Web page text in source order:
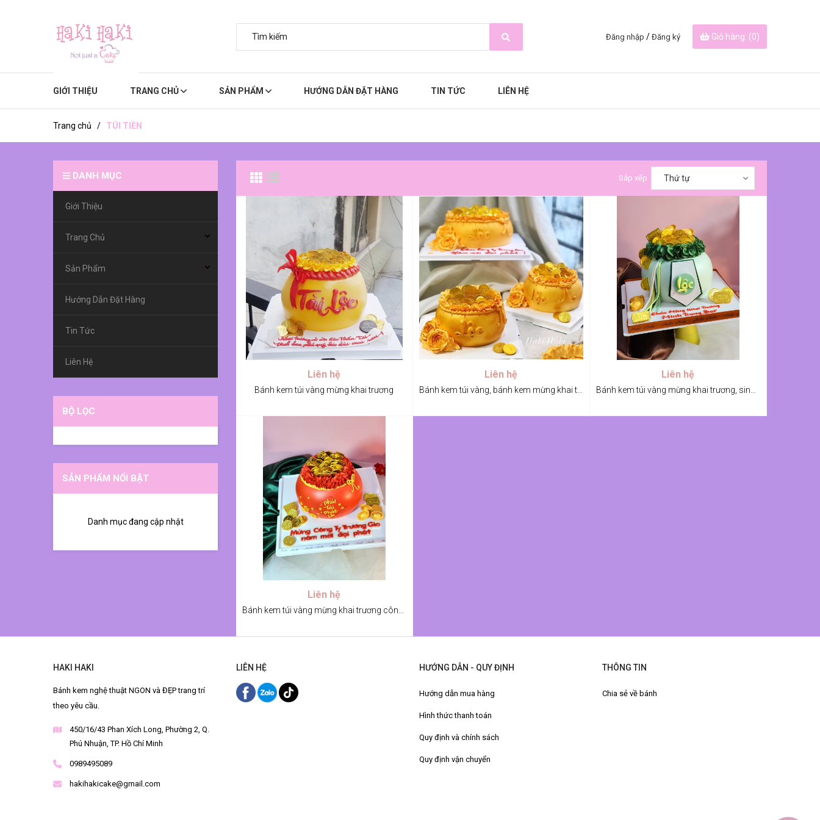
Đăng nhập / Đăng ký Giỏ hàng: (0)
GIỚI THIỆU TRANG CHỦ SẢN PHẨM HƯỚNG DẪN ĐẶT HÀNG TIN TỨC LIÊN HỆ
Trang chủ / TÚI TIỀN
DANH MỤC
Giới Thiệu
Trang Chủ
Sản Phẩm
Hướng Dẫn Đặt Hàng
Tin Tức
Liên Hệ
BỘ LỌC
SẢN PHẨM NỔI BẬT
Danh mục đang cập nhật
Sắp xếp Thứ tự
Liên hệ
Bánh kem túi vàng mừng khai trương
Liên hệ
Bánh kem túi vàng, bánh kem mừng khai trương
Liên hệ
Liên hệ
HAKI HAKI
Bánh kem nghệ thuật NGON và ĐẸP trang trí
theo yêu cầu.
450/16/43 Phan Xích Long, Phường 2, Q.
Phú Nhuận, TP. Hồ Chí Minh
0989495089
hakihakicake@gmail.com
LIÊN HỆ HƯỚNG DẪN - QUY ĐỊNH
Hướng dẫn mua hàng
Hình thức thanh toán
Quy định và chính sách
Quy định vận chuyển
THÔNG TIN
Chia sẻ về bánh